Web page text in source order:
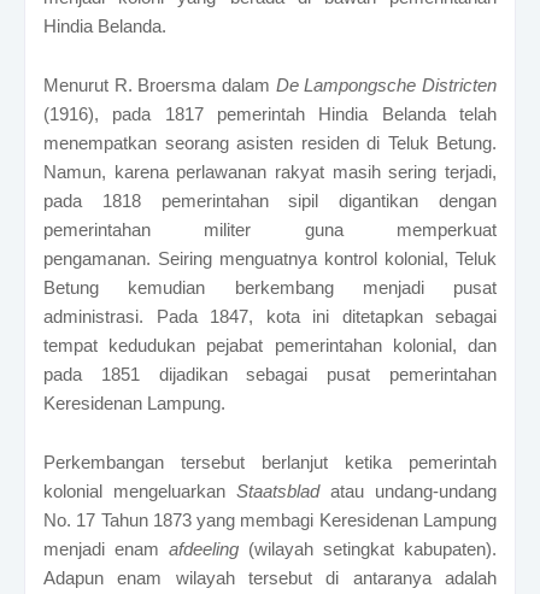
Hindia Belanda.
Menurut R. Broersma dalam De Lampongsche Districten
(1916), pada 1817 pemerintah Hindia Belanda telah
menempatkan seorang asisten residen di Teluk Betung.
Namun, karena perlawanan rakyat masih sering terjadi,
pada 1818 pemerintahan sipil digantikan dengan
pemerintahan militer guna memperkuat
pengamanan. Seiring menguatnya kontrol kolonial, Teluk
Betung kemudian berkembang menjadi pusat
administrasi. Pada 1847, kota ini ditetapkan sebagai
tempat kedudukan pejabat pemerintahan kolonial, dan
pada 1851 dijadikan sebagai pusat pemerintahan
Keresidenan Lampung.
Perkembangan tersebut berlanjut ketika pemerintah
kolonial mengeluarkan Staatsblad atau undang-undang
No. 17 Tahun 1873 yang membagi Keresidenan Lampung
menjadi enam afdeeling (wilayah setingkat kabupaten).
Adapun enam wilayah tersebut di antaranya adalah